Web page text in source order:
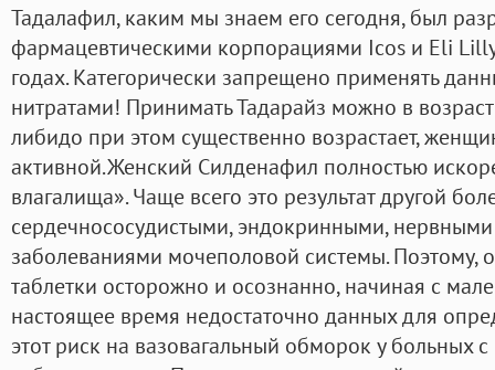
Тадалафил, каким мы знаем его сегодня, был
фармацевтическими корпорациями Icos и Eli
годах. Категорически запрещено применять
нитратами! Принимать Тадарайз можно в
либидо при этом существенно возрастает,
активной.Женский Силденафил полностью
влагалища». Чаще всего это результат другой
сердечнососудистыми, эндокринными,
заболеваниями мочеполовой системы. Поэтому,
таблетки осторожно и осознанно, начиная с
настоящее время недостаточно данных для
этот риск на вазовагальный обморок у больных